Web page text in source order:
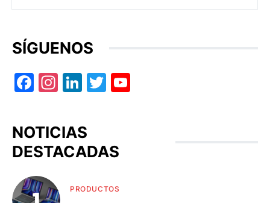
SÍGUENOS
Facebook
Instagram
LinkedIn
Twitter
NOTICIAS
DESTACADAS
PRODUCTOS